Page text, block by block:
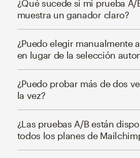
¿Qué sucede si mi prueba A/
muestra un ganador claro?
¿Puedo elegir manualmente
en lugar de la selección
¿Puedo probar más de dos
la vez?
¿Las pruebas A/B están
todos los planes de